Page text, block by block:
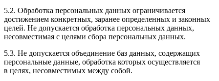
5.2. Обработка персональных данных ограничивается
достижением конкретных, заранее определенных и законных
целей. Не допускается обработка персональных данных,
несовместимая с целями сбора персональных данных.
5.3. Не допускается объединение баз данных, содержащих
персональные данные, обработка которых осуществляется
в целях, несовместимых между собой.